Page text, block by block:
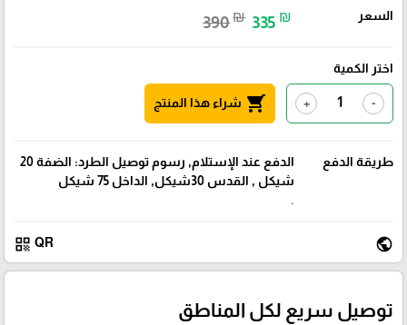
السعر 390₪ 335 ₪
اختر الكمية
-
+
shopping_cart شراء هذا المنتج
طريقة الدفع
الدفع عند الإستلام, رسوم توصيل الطرد: الضفة 20
شيكل , القدس 30شيكل, الداخل 75 شيكل
.
public
QR
qr_code
توصيل سريع لكل المناطق